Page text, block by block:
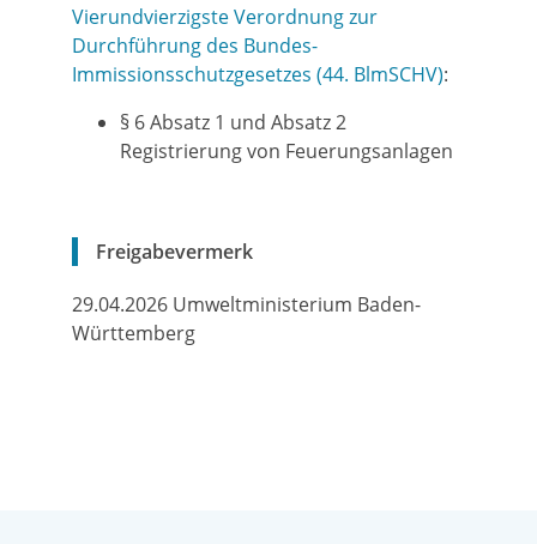
Vierundvierzigste Verordnung zur
Durchführung des Bundes-
Immissionsschutzgesetzes (44. BlmSCHV):
§ 6 Absatz 1 und Absatz 2
Registrierung von Feuerungsanlagen
Freigabevermerk
29.04.2026 Umweltministerium Baden-
Württemberg